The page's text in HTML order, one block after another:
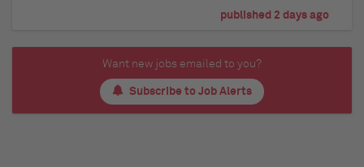
published 2 days ago
Want new jobs emailed to you?
Subscribe to Job Alerts